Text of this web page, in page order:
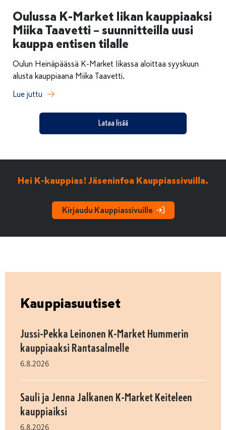
Oulussa K-Market Iikan kauppiaaksi
Miika Taavetti – suunnitteilla uusi
kauppa entisen tilalle
Oulun Heinäpäässä K-Market Iikassa aloittaa syyskuun
alusta kauppiaana Miika Taavetti.
Lue juttu
Lataa lisää
Hei K-kauppias! Jäseninfoa Kauppiassivuilla.
Kirjaudu Kauppiassivuille
Kauppiasuutiset
Jussi-Pekka Leinonen K-Market Hummerin
kauppiaaksi Rantasalmelle
6.8.2026
Sauli ja Jenna Jalkanen K-Market Keiteleen
kauppiaiksi
6.8.2026